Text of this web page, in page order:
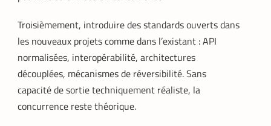
Troisièmement, introduire des standards ouverts dans
les nouveaux projets comme dans l’existant : API
normalisées, interopérabilité, architectures
découplées, mécanismes de réversibilité. Sans
capacité de sortie techniquement réaliste, la
concurrence reste théorique.